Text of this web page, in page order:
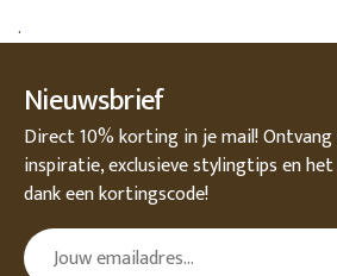
.
Nieuwsbrief
Direct 10% korting in je mail! Ontvang
inspiratie, exclusieve stylingtips en
dank een kortingscode!